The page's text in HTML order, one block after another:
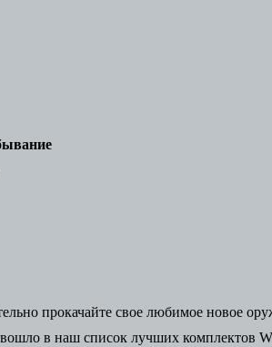
прокачайте свое любимое новое
в наш список лучших комплектов